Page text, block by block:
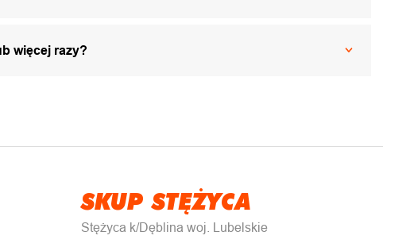
więcej razy?
SKUP STĘŻYCA
Stężyca k/Dęblina woj. Lubelskie